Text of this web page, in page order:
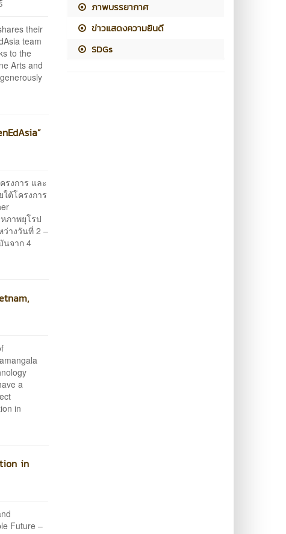
their
team
to the
Arts and
งการ และ
ต้โครงการ
ภาพยุโรป
ว่างวันที่ 2 –
นจาก 4
a
in
in
Future –
ภาพบรรยากาศ
ข่าวแสดงความยินดี
SDGs